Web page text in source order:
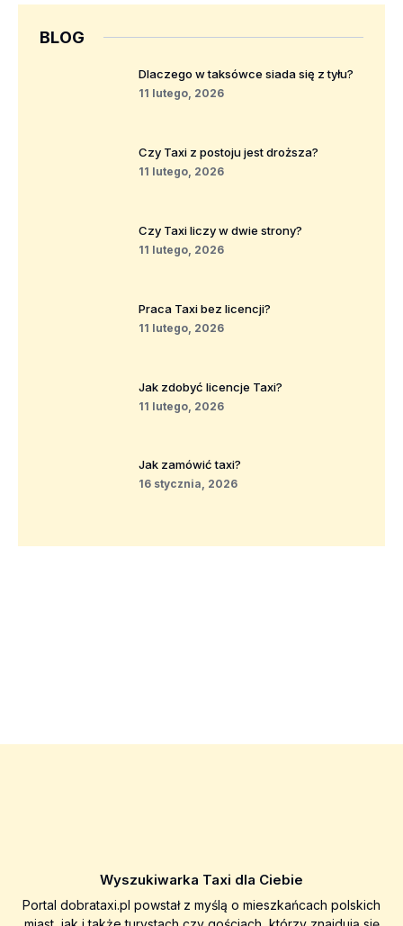
BLOG
Dlaczego w taksówce siada się z tyłu?
11 lutego, 2026
Czy Taxi z postoju jest droższa?
11 lutego, 2026
Czy Taxi liczy w dwie strony?
11 lutego, 2026
Praca Taxi bez licencji?
11 lutego, 2026
Jak zdobyć licencje Taxi?
11 lutego, 2026
Jak zamówić taxi?
16 stycznia, 2026
Wyszukiwarka Taxi dla Ciebie
Portal dobrataxi.pl powstał z myślą o mieszkańcach polskich